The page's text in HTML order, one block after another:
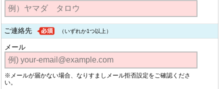
ご連絡先 （いずれか1つ以上）
メール
※メールが届かない場合、なりすましメール拒否設定をご確認くださ
い。